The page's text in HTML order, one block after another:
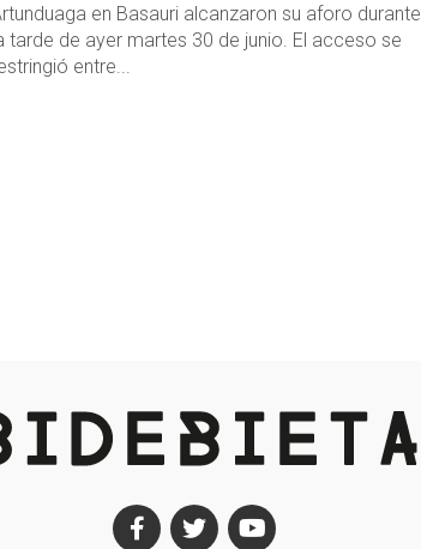
en Basauri alcanzaron su aforo durante
tarde de ayer martes 30 de junio. El acceso se
entre...